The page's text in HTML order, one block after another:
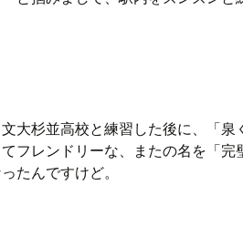
大杉並高校と練習した後に、「
フレンドリーな、またの名を「
たんですけど。